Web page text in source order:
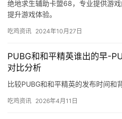
绝地求生辅助卡盟68，专业提供游
提升游戏体验。
吃鸡资讯 2024年10月27日
PUBG和和平精英谁出的早-
对比分析
比较PUBG和和平精英的发布时间和
吃鸡资讯 2026年4月11日